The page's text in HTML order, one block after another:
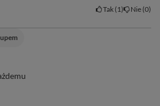
sprawdza się również jako
Aby przygotować orzeźwiający
więcej suszu niż standardowo
wodą, a dla dodatkowego
lodu. 🧊 Możesz wzbogacić napój
liście mięty lub świeże kawałki
Tak 1 Nie 0